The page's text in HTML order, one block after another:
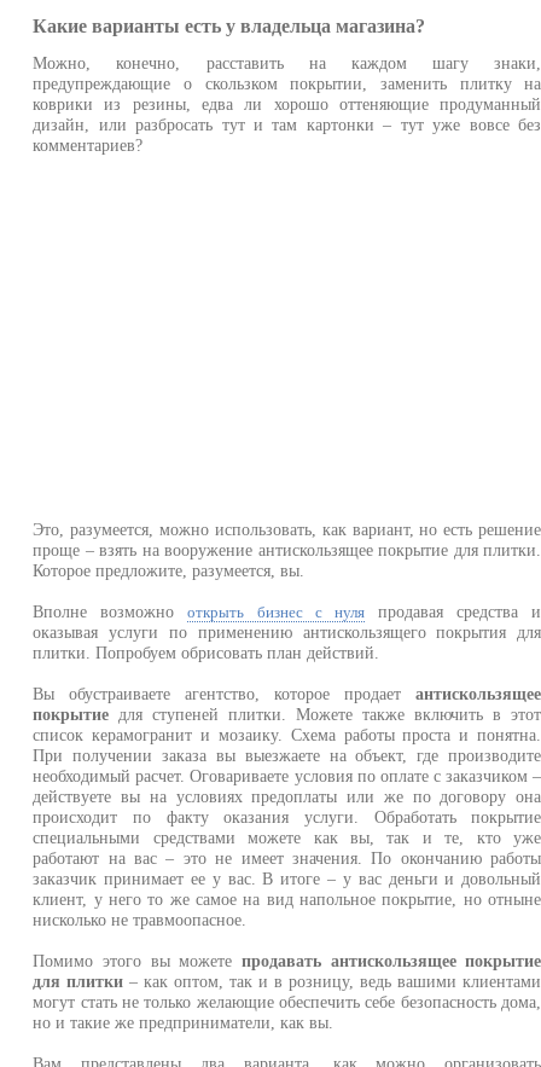
Какие варианты есть у владельца магазина?
Можно, конечно, расставить на каждом шагу знаки,
предупреждающие о скользком покрытии, заменить плитку на
коврики из резины, едва ли хорошо оттеняющие продуманный
дизайн, или разбросать тут и там картонки – тут уже вовсе без
комментариев?
Это, разумеется, можно использовать, как вариант, но есть решение
проще – взять на вооружение антискользящее покрытие для плитки.
Которое предложите, разумеется, вы.
Вполне возможнооткрыть бизнес с нуляпродавая средства и
оказывая услуги по применению антискользящего покрытия для
плитки. Попробуем обрисовать план действий.
Вы обустраиваете агентство, которое продаетантискользящее
покрытие для ступеней плитки. Можете также включить в этот
список керамогранит и мозаику. Схема работы проста и понятна.
При получении заказа вы выезжаете на объект, где производите
необходимый расчет. Оговариваете условия по оплате с заказчиком –
действуете вы на условиях предоплаты или же по договору она
происходит по факту оказания услуги. Обработать покрытие
специальными средствами можете как вы, так и те, кто уже
работают на вас – это не имеет значения. По окончанию работы
заказчик принимает ее у вас. В итоге – у вас деньги и довольный
клиент, у него то же самое на вид напольное покрытие, но отныне
нисколько не травмоопасное.
Помимо этого вы можете продавать антискользящее покрытие
для плитки – как оптом, так и в розницу, ведь вашими клиентами
могут стать не только желающие обеспечить себе безопасность дома,
но и такие же предприниматели, как вы.